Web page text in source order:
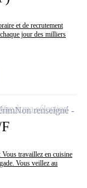
et de recrutement
jour des milliers
travaillez en cuisine
Vous veillez au
Non renseigné
à ma sélection